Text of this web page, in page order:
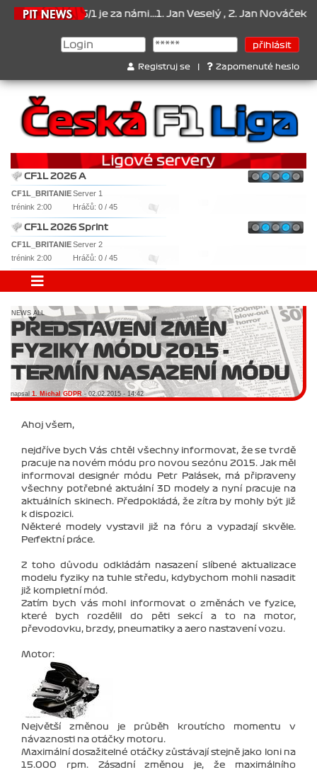
1 je za námi...1. Jan Veselý , 2. Jan Nováček , 3. Jakub
Registruj se Zapomenuté heslo
CF1L 2026 A
CF1L_BRITANIEServer 1
trénink 2:00
Hráčů: 0 / 45
CF1L 2026 Sprint
CF1L_BRITANIEServer 2
trénink 2:00
Hráčů: 0 / 45
NEWS ALL
PŘEDSTAVENÍ ZMĚN
FYZIKY MÓDU 2015 -
TERMÍN NASAZENÍ MÓDU
napsal 1. Michal GDPR- 02.02.2015 - 14:42
Ahoj všem,
nejdříve bych Vás chtěl všechny informovat, že se tvrdě
pracuje na novém módu pro novou sezónu 2015. Jak měl
informoval designér módu Petr Palásek, má připraveny
všechny potřebné aktuální 3D modely a nyní pracuje na
aktuálních skinech. Předpokládá, že zítra by mohly být již
k dispozici.
Některé modely vystavil již na fóru a vypadají skvěle.
Perfektní práce.
Z toho důvodu odkládám nasazení slíbené aktualizace
modelu fyziky na tuhle středu, kdybychom mohli nasadit
již kompletní mód.
Zatím bych vás mohl informovat o změnách ve fyzice,
které bych rozdělil do pěti sekcí a to na motor,
převodovku, brzdy, pneumatiky a aero nastavení vozu.
Motor:
Největší změnou je průběh kroutícho momentu v
návaznosti na otáčky motoru.
Maximální dosažitelné otáčky zůstávají stejně jako loni na
15.000 rpm. Zásadní změnou je, že maximálního